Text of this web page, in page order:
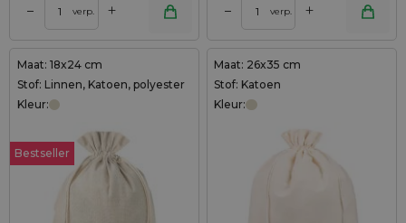
– verp. + – verp. +
Maat: 18x24 cm
Stof: Linnen, Katoen, polyester
Kleur:
Bestseller
Maat: 26x35 cm
Stof: Katoen
Kleur: